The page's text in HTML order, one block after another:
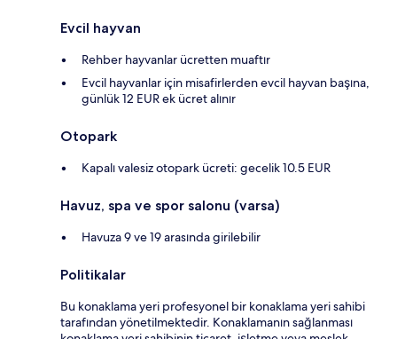
Evcil hayvan
Rehber hayvanlar ücretten muaftır
Evcil hayvanlar için misafirlerden evcil hayvan başına,
günlük 12 EUR ek ücret alınır
Otopark
Kapalı valesiz otopark ücreti: gecelik 10.5 EUR
Havuz, spa ve spor salonu (varsa)
Havuza 9 ve 19 arasında girilebilir
Politikalar
Bu konaklama yeri profesyonel bir konaklama yeri sahibi
tarafından yönetilmektedir. Konaklamanın sağlanması